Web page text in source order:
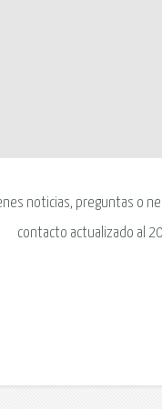
noticias, preguntas o
contacto actualizado al